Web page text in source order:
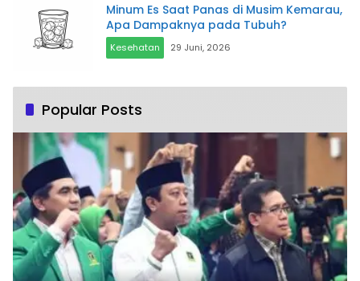
Minum Es Saat Panas di Musim Kemarau,
Apa Dampaknya pada Tubuh?
Kesehatan 29 Juni, 2026
Popular Posts